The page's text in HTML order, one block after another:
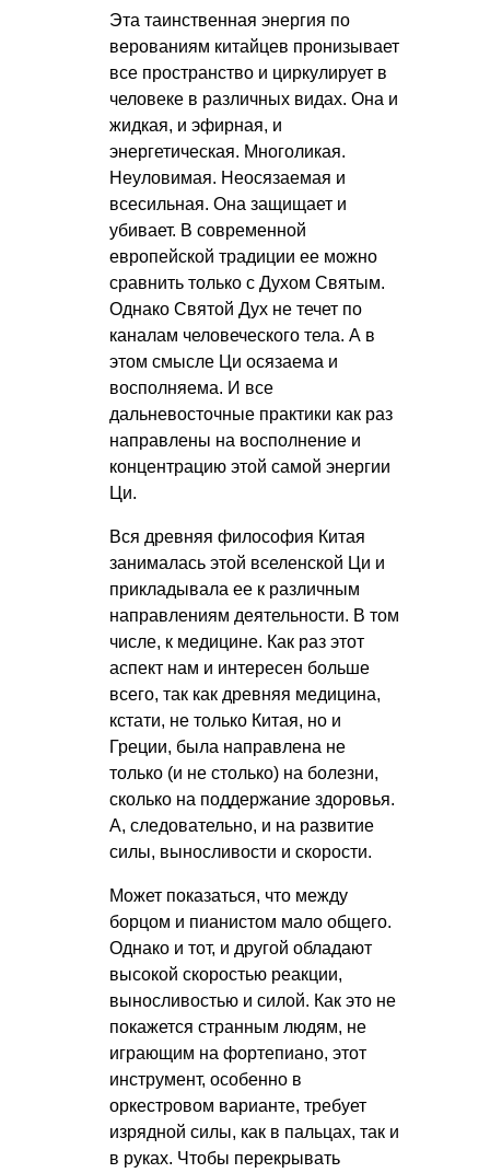
Эта таинственная энергия по
верованиям китайцев пронизывает
все пространство и циркулирует в
человеке в различных видах. Она и
жидкая, и эфирная, и
энергетическая. Многоликая.
Неуловимая. Неосязаемая и
всесильная. Она защищает и
убивает. В современной
европейской традиции ее можно
сравнить только с Духом Святым.
Однако Святой Дух не течет по
каналам человеческого тела. А в
этом смысле Ци осязаема и
восполняема. И все
дальневосточные практики как раз
направлены на восполнение и
концентрацию этой самой энергии
Ци.
Вся древняя философия Китая
занималась этой вселенской Ци и
прикладывала ее к различным
направлениям деятельности. В том
числе, к медицине. Как раз этот
аспект нам и интересен больше
всего, так как древняя медицина,
кстати, не только Китая, но и
Греции, была направлена не
только (и не столько) на болезни,
сколько на поддержание здоровья.
А, следовательно, и на развитие
силы, выносливости и скорости.
Может показаться, что между
борцом и пианистом мало общего.
Однако и тот, и другой обладают
высокой скоростью реакции,
выносливостью и силой. Как это не
покажется странным людям, не
играющим на фортепиано, этот
инструмент, особенно в
оркестровом варианте, требует
изрядной силы, как в пальцах, так и
в руках. Чтобы перекрывать